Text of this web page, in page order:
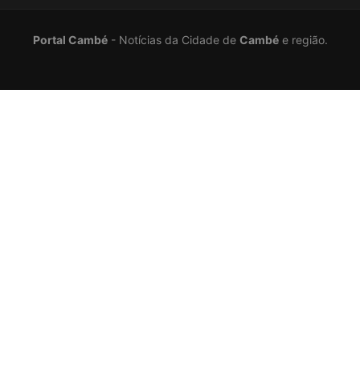
Portal Cambé- Notícias da Cidade de Cambée região.